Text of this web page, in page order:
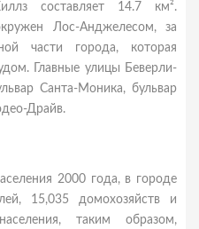
составляет 14.7 км².
Лос-Анджелесом, за
части города, которая
Главные улицы Беверли-
Санта-Моника, бульвар
Драйв.
2000 года, в городе
15,035 домохозяйств и
таким образом,